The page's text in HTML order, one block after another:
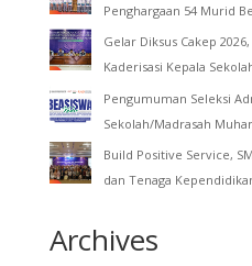
Penghargaan 54 Murid
Gelar Diksus Cakep
Kaderisasi Kepala
Pengumuman Seleksi
Sekolah/Madrasah
Build Positive Service,
dan Tenaga
Archives